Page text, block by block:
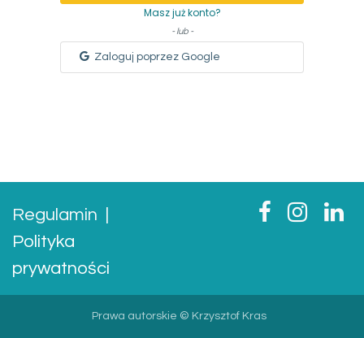
Masz już konto?
- lub -
Zaloguj poprzez Google
Regulamin
Polityka
prywatności
Prawa autorskie © Krzysztof Kras